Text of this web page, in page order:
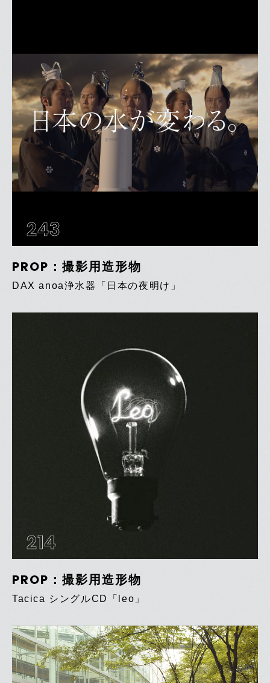
243
PROP：撮影用造形物
DAX anoa浄水器「日本の夜明け」
214
PROP：撮影用造形物
Tacica シングルCD「leo」